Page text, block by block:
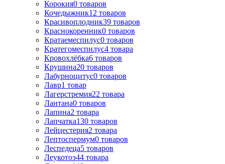
Корокия0 товаров
Кочедыжник12 товаров
Красивоплодник39 товаров
Краснокоренник0 товаров
Кратаемеспилус0 товаров
Кратегомеспилус4 товара
Кровохлёбка6 товаров
Крушина20 товаров
Лабурноцитус0 товаров
Лавр1 товар
Лагерстремия22 товара
Лантана0 товаров
Лапина2 товара
Лапчатка130 товаров
Лейцестерия2 товара
Лептоспермум0 товаров
Леспедеца5 товаров
Леукотоэ44 товара